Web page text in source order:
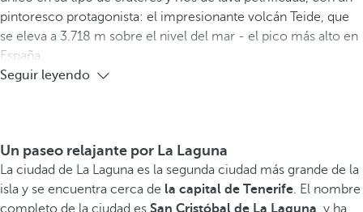
pintoresco protagonista: el impresionante volcán Teide, que
se eleva a 3.718 m sobre el nivel del mar - el pico más alto en
España.
Seguir leyendo
Un paseo relajante por La Laguna
La ciudad de La Laguna es la segunda ciudad más grande de la
isla y se encuentra cerca de la capital de Tenerife. El nombre
completo de la ciudad es San Cristóbal de La Laguna , y ha